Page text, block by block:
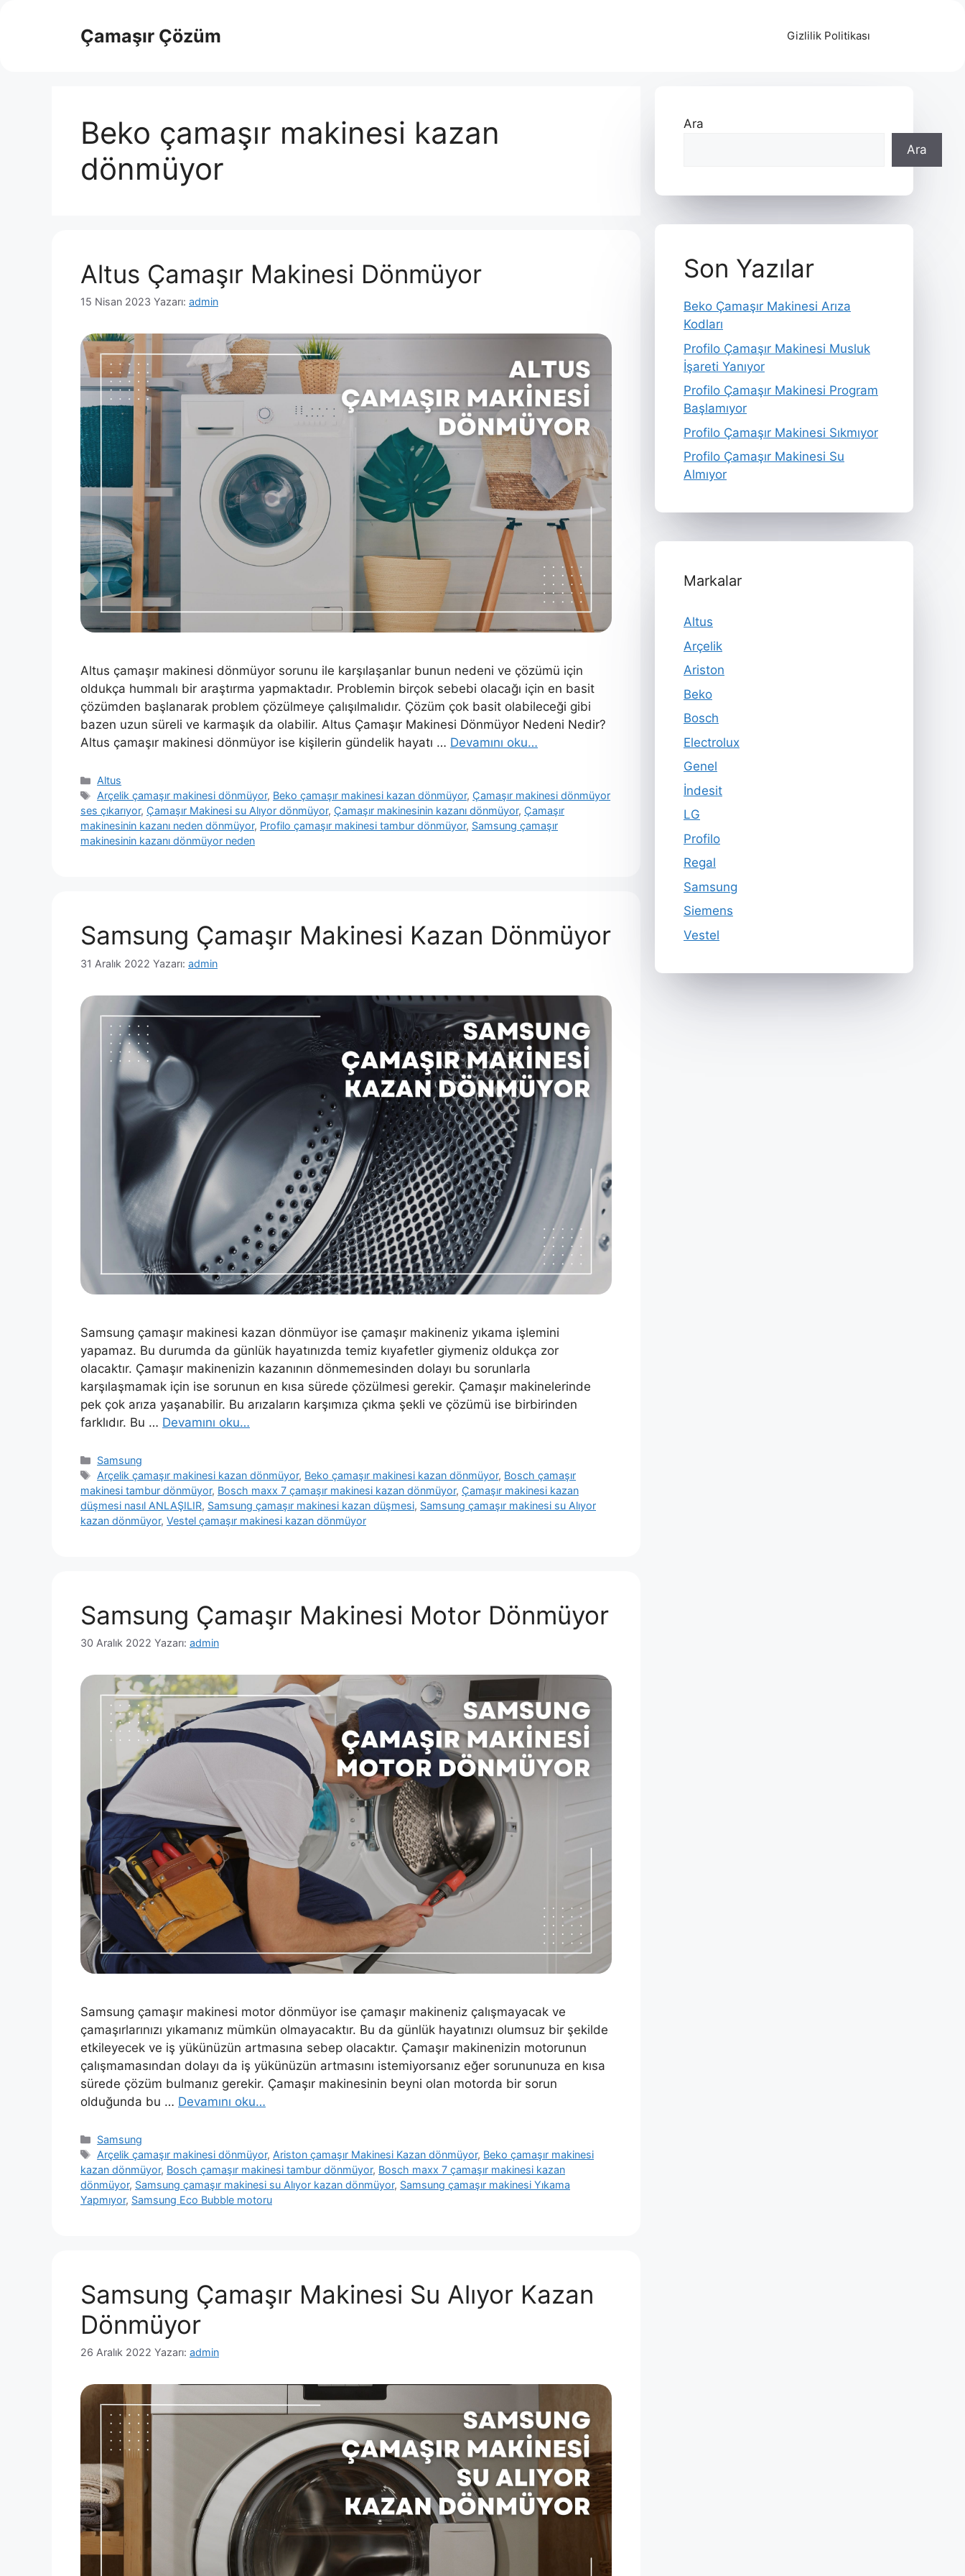
Çamaşır Çözüm Gizlilik Politikası
Beko çamaşır makinesi kazan
dönmüyor
Altus Çamaşır Makinesi Dönmüyor
15 Nisan 2023 Yazarı: admin
Altus çamaşır makinesi dönmüyor sorunu ile karşılaşanlar bunun nedeni ve çözümü için
oldukça hummalı bir araştırma yapmaktadır. Problemin birçok sebebi olacağı için en basit
çözümden başlanarak problem çözülmeye çalışılmalıdır. Çözüm çok basit olabileceği gibi
bazen uzun süreli ve karmaşık da olabilir. Altus Çamaşır Makinesi Dönmüyor Nedeni Nedir?
Altus çamaşır makinesi dönmüyor ise kişilerin gündelik hayatı … Devamını oku…
Kategoriler
Altus
Etiketler
Arçelik çamaşır makinesi dönmüyor, Beko çamaşır makinesi kazan dönmüyor, Çamaşır makinesi dönmüyor
ses çıkarıyor, Çamaşır Makinesi su Alıyor dönmüyor, Çamaşır makinesinin kazanı dönmüyor, Çamaşır
makinesinin kazanı neden dönmüyor, Profilo çamaşır makinesi tambur dönmüyor, Samsung çamaşır
makinesinin kazanı dönmüyor neden
Samsung Çamaşır Makinesi Kazan Dönmüyor
31 Aralık 2022 Yazarı: admin
Samsung çamaşır makinesi kazan dönmüyor ise çamaşır makineniz yıkama işlemini
yapamaz. Bu durumda da günlük hayatınızda temiz kıyafetler giymeniz oldukça zor
olacaktır. Çamaşır makinenizin kazanının dönmemesinden dolayı bu sorunlarla
karşılaşmamak için ise sorunun en kısa sürede çözülmesi gerekir. Çamaşır makinelerinde
pek çok arıza yaşanabilir. Bu arızaların karşımıza çıkma şekli ve çözümü ise birbirinden
farklıdır. Bu … Devamını oku…
Kategoriler
Samsung
Etiketler
Arçelik çamaşır makinesi kazan dönmüyor, Beko çamaşır makinesi kazan dönmüyor, Bosch çamaşır
makinesi tambur dönmüyor, Bosch maxx 7 çamaşır makinesi kazan dönmüyor, Çamaşır makinesi kazan
düşmesi nasıl ANLAŞILIR, Samsung çamaşır makinesi kazan düşmesi, Samsung çamaşır makinesi su Alıyor
kazan dönmüyor, Vestel çamaşır makinesi kazan dönmüyor
Samsung Çamaşır Makinesi Motor Dönmüyor
30 Aralık 2022 Yazarı: admin
Samsung çamaşır makinesi motor dönmüyor ise çamaşır makineniz çalışmayacak ve
çamaşırlarınızı yıkamanız mümkün olmayacaktır. Bu da günlük hayatınızı olumsuz bir şekilde
etkileyecek ve iş yükünüzün artmasına sebep olacaktır. Çamaşır makinenizin motorunun
çalışmamasından dolayı da iş yükünüzün artmasını istemiyorsanız eğer sorununuza en kısa
sürede çözüm bulmanız gerekir. Çamaşır makinesinin beyni olan motorda bir sorun
olduğunda bu … Devamını oku…
Kategoriler
Samsung
Etiketler
Arçelik çamaşır makinesi dönmüyor, Ariston çamaşır Makinesi Kazan dönmüyor, Beko çamaşır makinesi
kazan dönmüyor, Bosch çamaşır makinesi tambur dönmüyor, Bosch maxx 7 çamaşır makinesi kazan
dönmüyor, Samsung çamaşır makinesi su Alıyor kazan dönmüyor, Samsung çamaşır makinesi Yıkama
Yapmıyor, Samsung Eco Bubble motoru
Samsung Çamaşır Makinesi Su Alıyor Kazan
Dönmüyor
26 Aralık 2022 Yazarı: admin
Ara
Ara
Son Yazılar
Beko Çamaşır Makinesi Arıza
Kodları
Profilo Çamaşır Makinesi Musluk
İşareti Yanıyor
Profilo Çamaşır Makinesi Program
Başlamıyor
Profilo Çamaşır Makinesi Sıkmıyor
Profilo Çamaşır Makinesi Su
Almıyor
Markalar
Altus
Arçelik
Ariston
Beko
Bosch
Electrolux
Genel
İndesit
LG
Profilo
Regal
Samsung
Siemens
Vestel